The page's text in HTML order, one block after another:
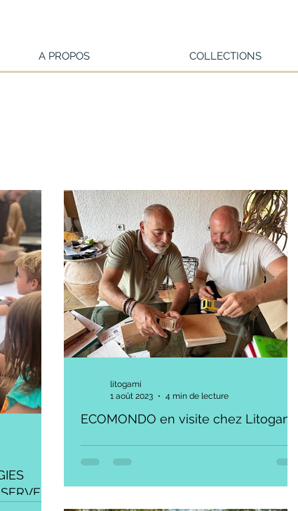
A PROPOS COLLECTIONS
ECOMONDO en visite chez Litogami !
Léon Goedhart, DG d'Ecomondo, est venu
nous rendre visite pour faire le point des
partenariat....
litogami
1 août 2023
4 min de lecture